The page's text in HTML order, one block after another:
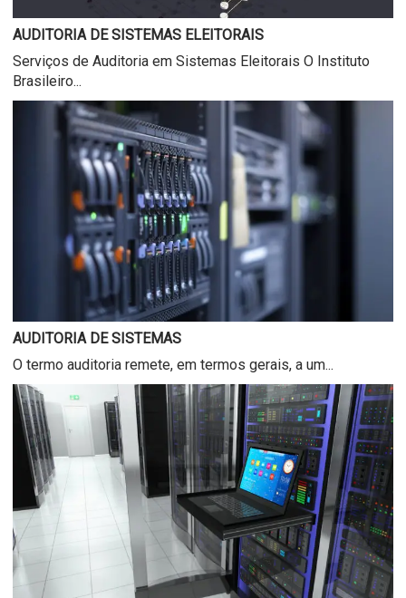
AUDITORIA DE SISTEMAS ELEITORAIS
Serviços de Auditoria em Sistemas Eleitorais O Instituto
Brasileiro...
AUDITORIA DE SISTEMAS
O termo auditoria remete, em termos gerais, a um...